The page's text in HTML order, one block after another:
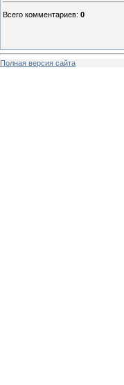
Всего комментариев: 0
Полная версия сайта